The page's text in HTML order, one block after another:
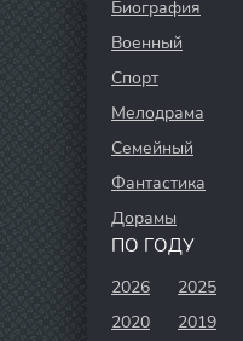
Биография
Военный
Спорт
Мелодрама
Семейный
Фантастика
Дорамы
ПО ГОДУ
2026 2025
2020
2019